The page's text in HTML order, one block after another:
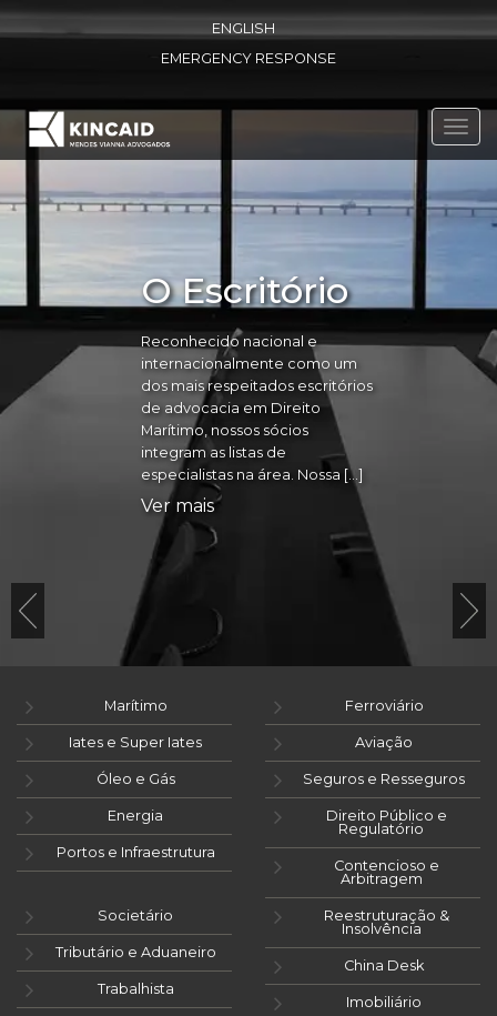
ENGLISH
EMERGENCY RESPONSE
O Escritório
Reconhecido nacional e
internacionalmente como um
dos mais respeitados escritórios
de advocacia em Direito
Marítimo, nossos sócios
integram as listas de
especialistas na área. Nossa […]
Ver mais
Marítimo
Iates e Super Iates
Óleo e Gás
Energia
Portos e Infraestrutura
Ferroviário
Aviação
Seguros e Resseguros
Direito Público e
Regulatório
Contencioso e
Arbitragem
Societário
Tributário e Aduaneiro
Trabalhista
Reestruturação &
Insolvência
China Desk
Imobiliário